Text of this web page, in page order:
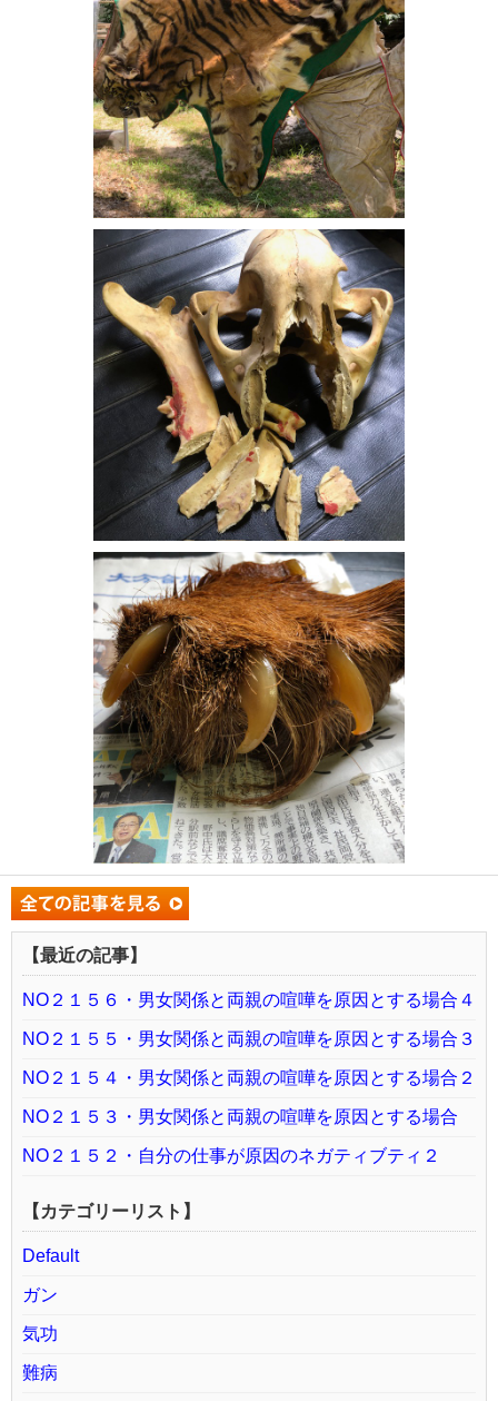
【最近の記事】
NO２１５６・男女関係と両親の喧嘩を原因とする場合４
NO２１５５・男女関係と両親の喧嘩を原因とする場合３
NO２１５４・男女関係と両親の喧嘩を原因とする場合２
NO２１５３・男女関係と両親の喧嘩を原因とする場合
NO２１５２・自分の仕事が原因のネガティブティ２
【カテゴリーリスト】
Default
ガン
気功
難病